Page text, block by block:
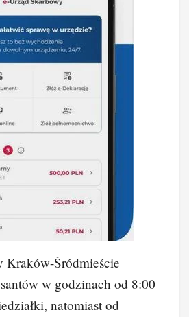
Kraków-Śródmieście
w godzinach od 8:00
natomiast od